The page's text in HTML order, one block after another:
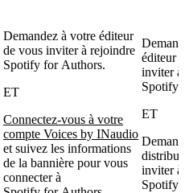
Demandez à votre éditeur
de vous inviter à rejoindre
Spotify for Authors.
ET
Connectez-vous à votre
compte Voices by INaudio
et suivez les informations
de la bannière pour vous
connecter à
éditeur
inviter
Spotify
ET
inviter
Spotify